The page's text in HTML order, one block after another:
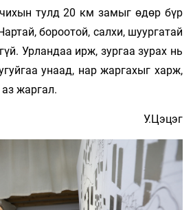
тулд 20 км замыг өдөр бүр
бороотой, салхи, шуургатай
Урландаа ирж, зургаа зурах нь
унаад, нар жаргахыг харж,
жаргал.
У.Цэцэг